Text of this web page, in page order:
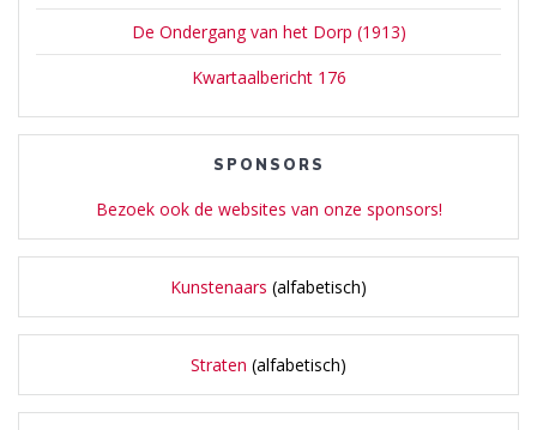
De Ondergang van het Dorp (1913)
Kwartaalbericht 176
SPONSORS
Bezoek ook de websites van onze sponsors!
Kunstenaars (alfabetisch)
Straten (alfabetisch)